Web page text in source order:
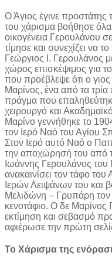
Ο Άγιος έγινε προστάτης
του χάρισμα βοήθησε
οικογένεια Γερουλάνου
τίμησε και συνεχίζει να
Γεώργιος Ι. Γερουλάνος
χώρος επισκέψιμος για
που προέβλεψε ότι ο
Μαρίνος, ένα από τα τρία
πράγμα που
χειρουργό και
Μαρίνο γεννήθηκε το
τον Ιερό Ναό του Αγίου
Στον Ιερό αυτό Ναό ο
την αποχώρησή του από
Ιωάννης Γερουλάνος
ανακαινίσει τον τάφο
Ιερών Λειψάνων του και
Μελιδώνη – Γρυπάρη
κενοτάφιο. Ο δε Μαρίνος
εκτίμηση και σεβασμό
αφιέρωσε την πρώτη
Το Χάρισμα της